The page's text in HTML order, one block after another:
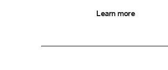
Learn more